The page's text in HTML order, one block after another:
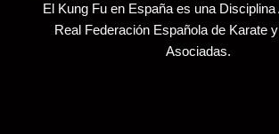
El Kung Fu en España es una
Real Federación Española de Karate
Asociadas.